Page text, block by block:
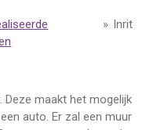
» Inrit
maakt het mogelijk
auto. Er zal een muur